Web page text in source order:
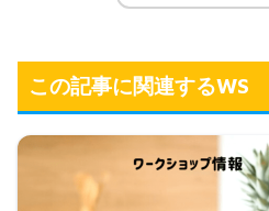
この記事に関連するWS